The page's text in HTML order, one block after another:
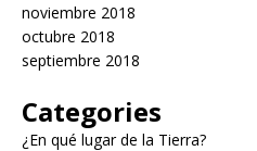
noviembre 2018
octubre 2018
septiembre 2018
Categories
¿En qué lugar de la Tierra?